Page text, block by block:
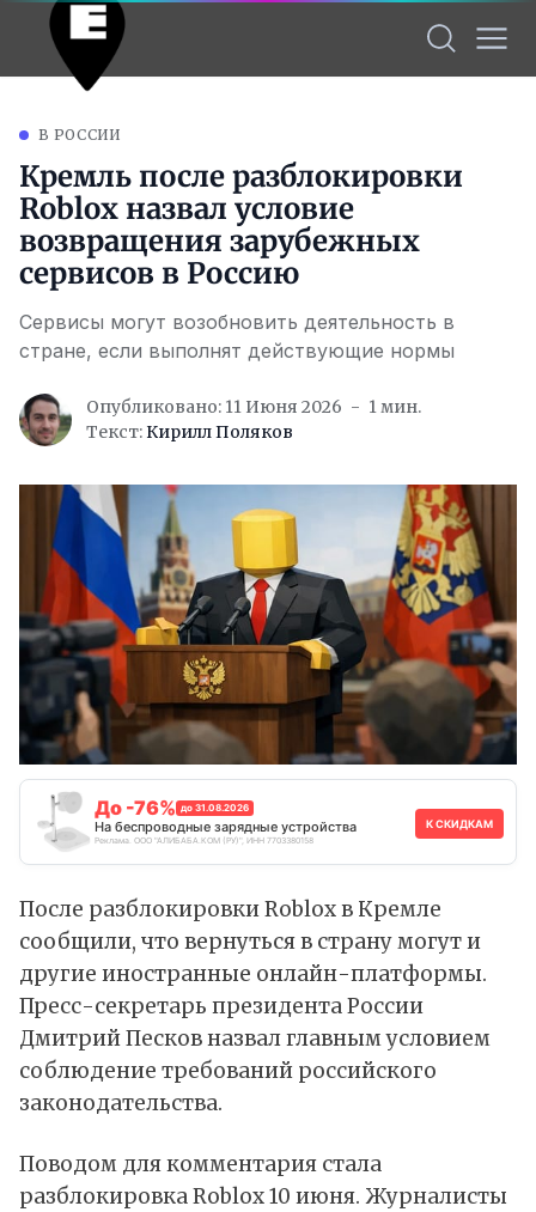
В РОССИИ
Кремль после разблокировки
Roblox назвал условие
возвращения зарубежных
сервисов в Россию
Сервисы могут возобновить деятельность в
стране, если выполнят действующие нормы
Опубликовано: 11 Июня 2026
1 мин.
Текст: Кирилл Поляков
До -76% до 31.08.2026
На беспроводные зарядные устройства
Реклама. ООО "АЛИБАБА.КОМ (РУ)", ИНН 7703380158
К СКИДКАМ
После разблокировки Roblox в Кремле
сообщили, что вернуться в страну могут и
другие иностранные онлайн-платформы.
Пресс-секретарь президента России
Дмитрий Песковназвалглавным условием
соблюдение требований российского
законодательства.
Поводом для комментария стала
разблокировкаRoblox 10 июня. Журналисты